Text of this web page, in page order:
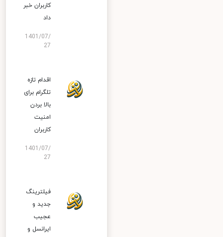
کاربران خبر
داد
1401/07/
27
اقدام تازه
تلگرام برای
بالا بردن
امنیت
کاربران
1401/07/
27
فیلترینگ
جدید و
عجیب
ایرانسل و